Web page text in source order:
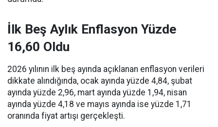
İlk Beş Aylık Enflasyon Yüzde
16,60 Oldu
2026 yılının ilk beş ayında açıklanan enflasyon verileri
dikkate alındığında, ocak ayında yüzde 4,84, şubat
ayında yüzde 2,96, mart ayında yüzde 1,94, nisan
ayında yüzde 4,18 ve mayıs ayında ise yüzde 1,71
oranında fiyat artışı gerçekleşti.